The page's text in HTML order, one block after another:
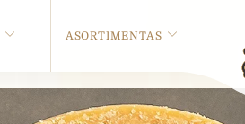
ASORTIMENTAS